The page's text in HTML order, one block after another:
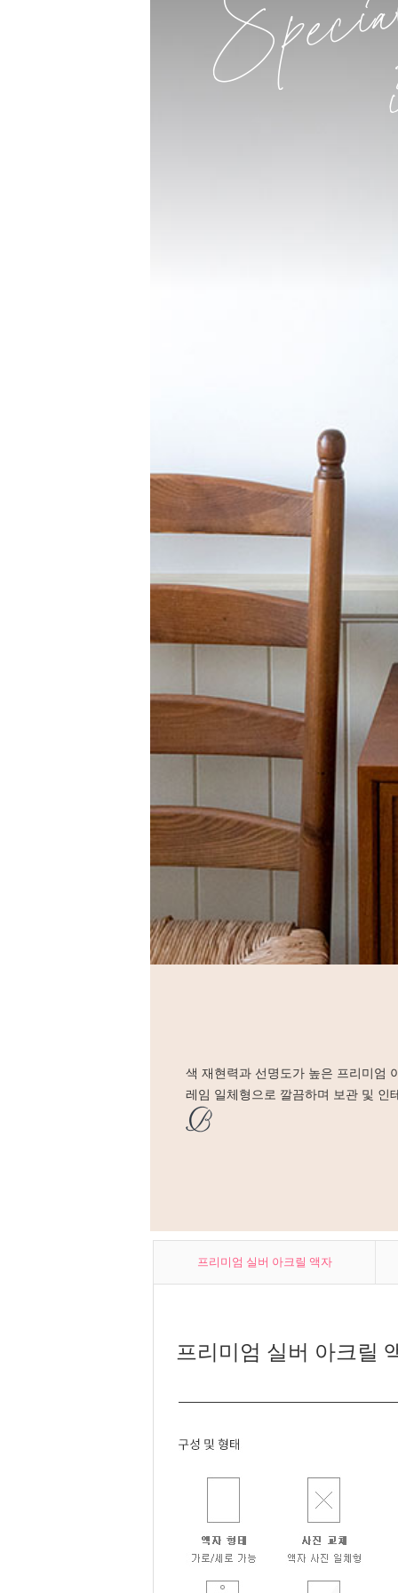
색 재현력과 선명도가 높은 프리미엄
레임 일체형으로 깔끔하며 보관 및 인
프리미엄 실버 아크릴 액자
프리미엄 실버 아크릴